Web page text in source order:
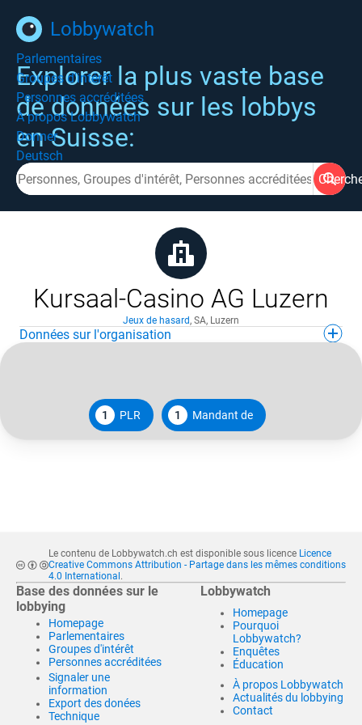
Lobbywatch
Parlementaires
Groupes d'intérêt
Personnes accréditées
À propos Lobbywatch
Donner
Deutsch
Explorer la plus vaste base
de données sur les lobbys
en Suisse:
Kursaal-Casino AG Luzern
Jeux de hasard, SA, Luzern
Données sur l'organisation
1 PLR 1 Mandant de
Le contenu de Lobbywatch.ch est disponible sous licence Licence
Creative Commons Attribution - Partage dans les mêmes conditions
4.0 International .
Base des données sur le
lobbying
Homepage
Parlementaires
Groupes d'intérêt
Personnes accréditées
Signaler une
information
Export des donées
Technique
Lobbywatch
Homepage
Pourquoi
Lobbywatch?
Enquêtes
Éducation
À propos Lobbywatch
Actualités du lobbying
Contact